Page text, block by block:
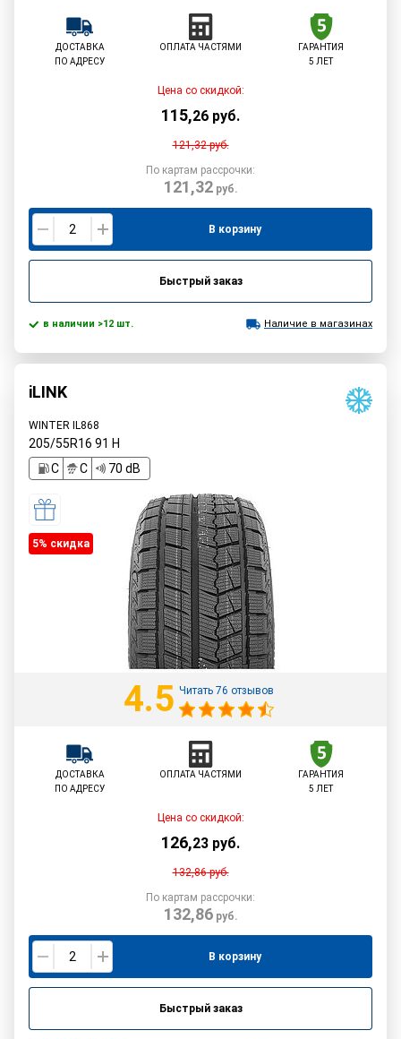
ДОСТАВКА
ПО АДРЕСУ
ОПЛАТА ЧАСТЯМИ
ГАРАНТИЯ
5 ЛЕТ
Цена со скидкой:
115,26 руб.
121,32руб.
По картам рассрочки:
121,32руб.
В корзину
Быстрый заказ
в наличии >12 шт. Наличие в магазинах
iLINK
WINTER IL868
205/55R16 91 H
C
C 70 dB
5% cкидка
4.5 Читать 76 отзывов
ДОСТАВКА
ПО АДРЕСУ
ОПЛАТА ЧАСТЯМИ
ГАРАНТИЯ
5 ЛЕТ
Цена со скидкой:
126,23 руб.
132,86руб.
По картам рассрочки:
132,86руб.
В корзину
Быстрый заказ